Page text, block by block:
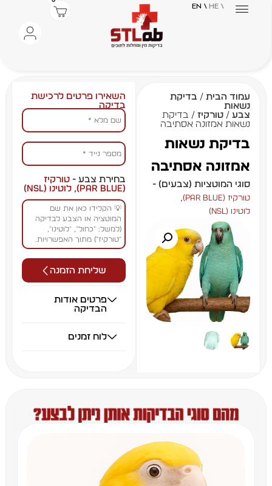
\ HE
\ EN
עמוד הבית/ בדיקת
נשאות
צבע/ טורקיז/ בדיקת
נשאות אמזונה אסתיבה
בדיקת נשאות
אמזונה אסתיבה
סוגי המוטציות (צבעים) -
טורקיז (Par Blue) ,
לוטינו (NSL)
השאירו פרטים לרכישת
בדיקה
בחירת צבע - טורקיז
(Par Blue)
, לוטינו (NSL)
שליחת הזמנה
פרטים אודות
הבדיקה
לוח זמנים